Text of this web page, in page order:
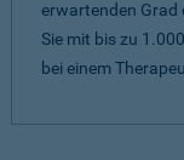
erwartenden Grad
Sie mit bis zu
bei einem